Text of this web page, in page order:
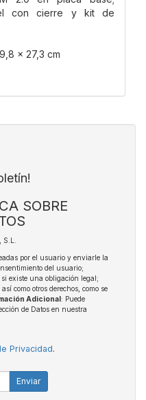
con cierre y kit de
× 27,3 cm
SOBRE
por el usuario y enviarle la
del usuario;
existe una obligación legal;
como otros derechos, como se
Adicional: Puede
de Datos en nuestra
Privacidad.
Enviar